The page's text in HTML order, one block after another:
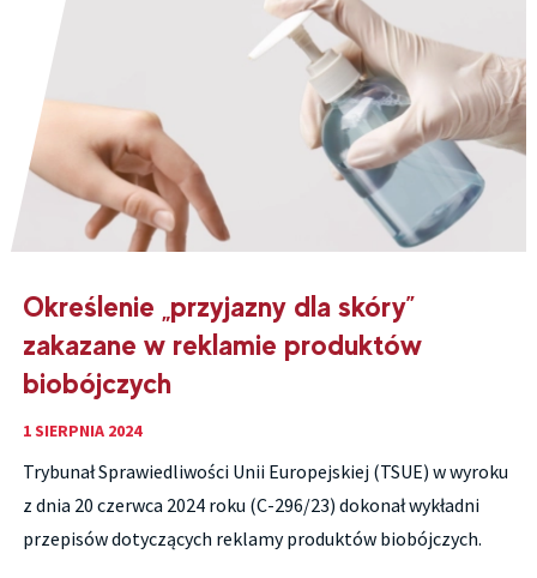
Określenie „przyjazny dla skóry”
zakazane w reklamie produktów
biobójczych
1 SIERPNIA 2024
Trybunał Sprawiedliwości Unii Europejskiej (TSUE) w wyroku
z dnia 20 czerwca 2024 roku (C-296/23) dokonał wykładni
przepisów dotyczących reklamy produktów biobójczych.